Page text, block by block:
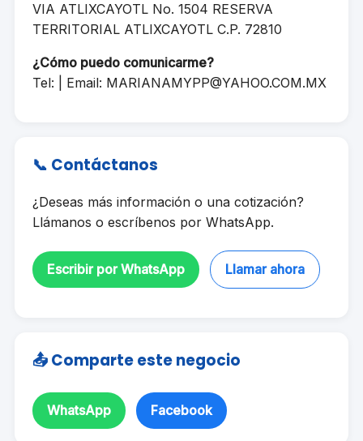
VIA ATLIXCAYOTL No. 1504 RESERVA
TERRITORIAL ATLIXCAYOTL C.P. 72810
¿Cómo puedo comunicarme?
Tel: | Email: MARIANAMYPP@YAHOO.COM.MX
📞 Contáctanos
¿Deseas más información o una cotización?
Llámanos o escríbenos por WhatsApp.
Escribir por WhatsApp Llamar ahora
📤 Comparte este negocio
WhatsApp Facebook